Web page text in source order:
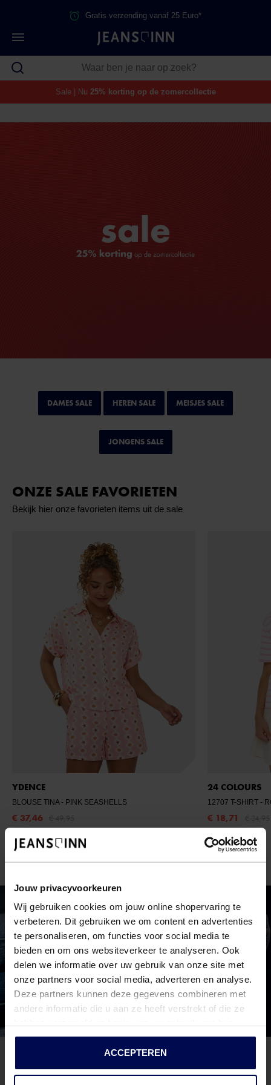
Jouw privacyvoorkeuren
Wij gebruiken cookies om jouw online shopervaring te
verbeteren. Dit gebruiken we om content en advertenties
te personaliseren, om functies voor social media te
bieden en om ons websiteverkeer te analyseren. Ook
delen we informatie over uw gebruik van onze site met
onze partners voor social media, adverteren en analyse.
Deze partners kunnen deze gegevens combineren met
andere informatie die u aan ze heeft verstrekt of die ze
services.
ACCEPTEREN
Gratis verzending vanaf 25 Euro*
Sale | Nu 25% korting op de zomercollectie
DAMES SALE HEREN SALE MEISJES SALE
JONGENS SALE
ONZE SALE FAVORIETEN
Bekijk hier onze favorieten items uit de sale
YDENCE
BLOUSE TINA- PINK SEASHELLS
€ 37,46
24 COLOURS
12707 T-SHIRT -
€ 18,71
NIEUWSBRIEF